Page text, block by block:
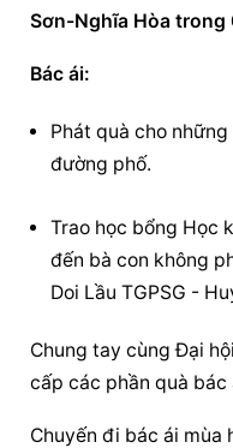
Sơn-Nghĩa Hòa trong
Bác ái:
Phát quà cho
đường phố.
Trao học bổng Học
đến bà con không
Doi Lầu TGPSG -
Chung tay cùng Đại
cấp các phần quà bác
Chuyến đi bác ái mùa